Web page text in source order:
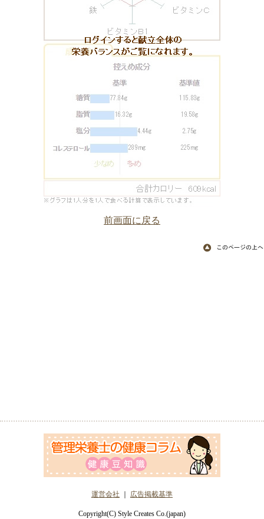
前画面に戻る
運営会社 広告掲載基準
Copyright(C) Style Creates Co.(japan)